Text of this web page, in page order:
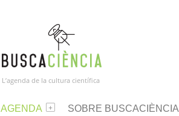
L’agenda de la cultura científica
AGENDA SOBRE BUSCACIÈNCIA